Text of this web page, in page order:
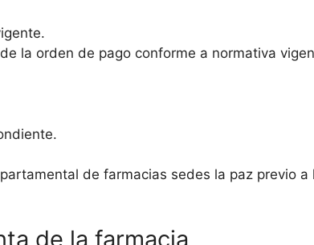
la orden de pago conforme a normativa
de farmacias sedes la paz previo a
de la farmacia